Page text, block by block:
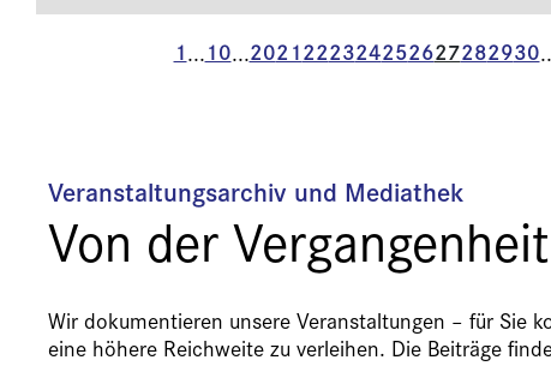
1...10...2021222324252627282930
Veranstaltungsarchiv und Mediathek
Von der
Wir dokumentieren unsere Veranstaltungen – für Sie
eine höhere Reichweite zu verleihen. Die Beiträge